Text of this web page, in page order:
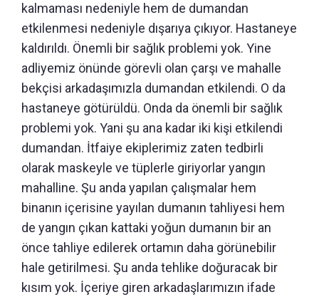
kalmaması nedeniyle hem de dumandan
etkilenmesi nedeniyle dışarıya çıkıyor. Hastaneye
kaldırıldı. Önemli bir sağlık problemi yok. Yine
adliyemiz önünde görevli olan çarşı ve mahalle
bekçisi arkadaşımızla dumandan etkilendi. O da
hastaneye götürüldü. Onda da önemli bir sağlık
problemi yok. Yani şu ana kadar iki kişi etkilendi
dumandan. İtfaiye ekiplerimiz zaten tedbirli
olarak maskeyle ve tüplerle giriyorlar yangın
mahalline. Şu anda yapılan çalışmalar hem
binanın içerisine yayılan dumanın tahliyesi hem
de yangın çıkan kattaki yoğun dumanın bir an
önce tahliye edilerek ortamın daha görünebilir
hale getirilmesi. Şu anda tehlike doğuracak bir
kısım yok. İçeriye giren arkadaşlarımızın ifade